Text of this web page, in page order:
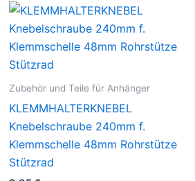
Zubehör und Teile für Anhänger
KLEMMHALTERKNEBEL
Knebelschraube 240mm f.
Klemmschelle 48mm Rohrstütze
Stützrad